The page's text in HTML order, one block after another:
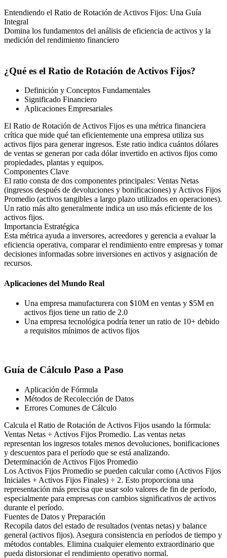
Entendiendo el Ratio de Rotación de Activos Fijos: Una Guía
Integral
Domina los fundamentos del análisis de eficiencia de activos y la
medición del rendimiento financiero
¿Qué es el Ratio de Rotación de Activos Fijos?
Definición y Conceptos Fundamentales
Significado Financiero
Aplicaciones Empresariales
El Ratio de Rotación de Activos Fijos es una métrica financiera
crítica que mide qué tan eficientemente una empresa utiliza sus
activos fijos para generar ingresos. Este ratio indica cuántos dólares
de ventas se generan por cada dólar invertido en activos fijos como
propiedades, plantas y equipos.
Componentes Clave
El ratio consta de dos componentes principales: Ventas Netas
(ingresos después de devoluciones y bonificaciones) y Activos Fijos
Promedio (activos tangibles a largo plazo utilizados en operaciones).
Un ratio más alto generalmente indica un uso más eficiente de los
activos fijos.
Importancia Estratégica
Esta métrica ayuda a inversores, acreedores y gerencia a evaluar la
eficiencia operativa, comparar el rendimiento entre empresas y tomar
decisiones informadas sobre inversiones en activos y asignación de
recursos.
Aplicaciones del Mundo Real
Una empresa manufacturera con $10M en ventas y $5M en
activos fijos tiene un ratio de 2.0
Una empresa tecnológica podría tener un ratio de 10+ debido
a requisitos mínimos de activos fijos
Guía de Cálculo Paso a Paso
Aplicación de Fórmula
Métodos de Recolección de Datos
Errores Comunes de Cálculo
Calcula el Ratio de Rotación de Activos Fijos usando la fórmula:
Ventas Netas ÷ Activos Fijos Promedio. Las ventas netas
representan los ingresos totales menos devoluciones, bonificaciones
y descuentos para el período que se está analizando.
Determinación de Activos Fijos Promedio
Los Activos Fijos Promedio se pueden calcular como (Activos Fijos
Iniciales + Activos Fijos Finales) ÷ 2. Esto proporciona una
representación más precisa que usar solo valores de fin de período,
especialmente para empresas con cambios significativos de activos
durante el período.
Fuentes de Datos y Preparación
Recopila datos del estado de resultados (ventas netas) y balance
general (activos fijos). Asegura consistencia en períodos de tiempo y
métodos contables. Elimina cualquier elemento extraordinario que
pueda distorsionar el rendimiento operativo normal.